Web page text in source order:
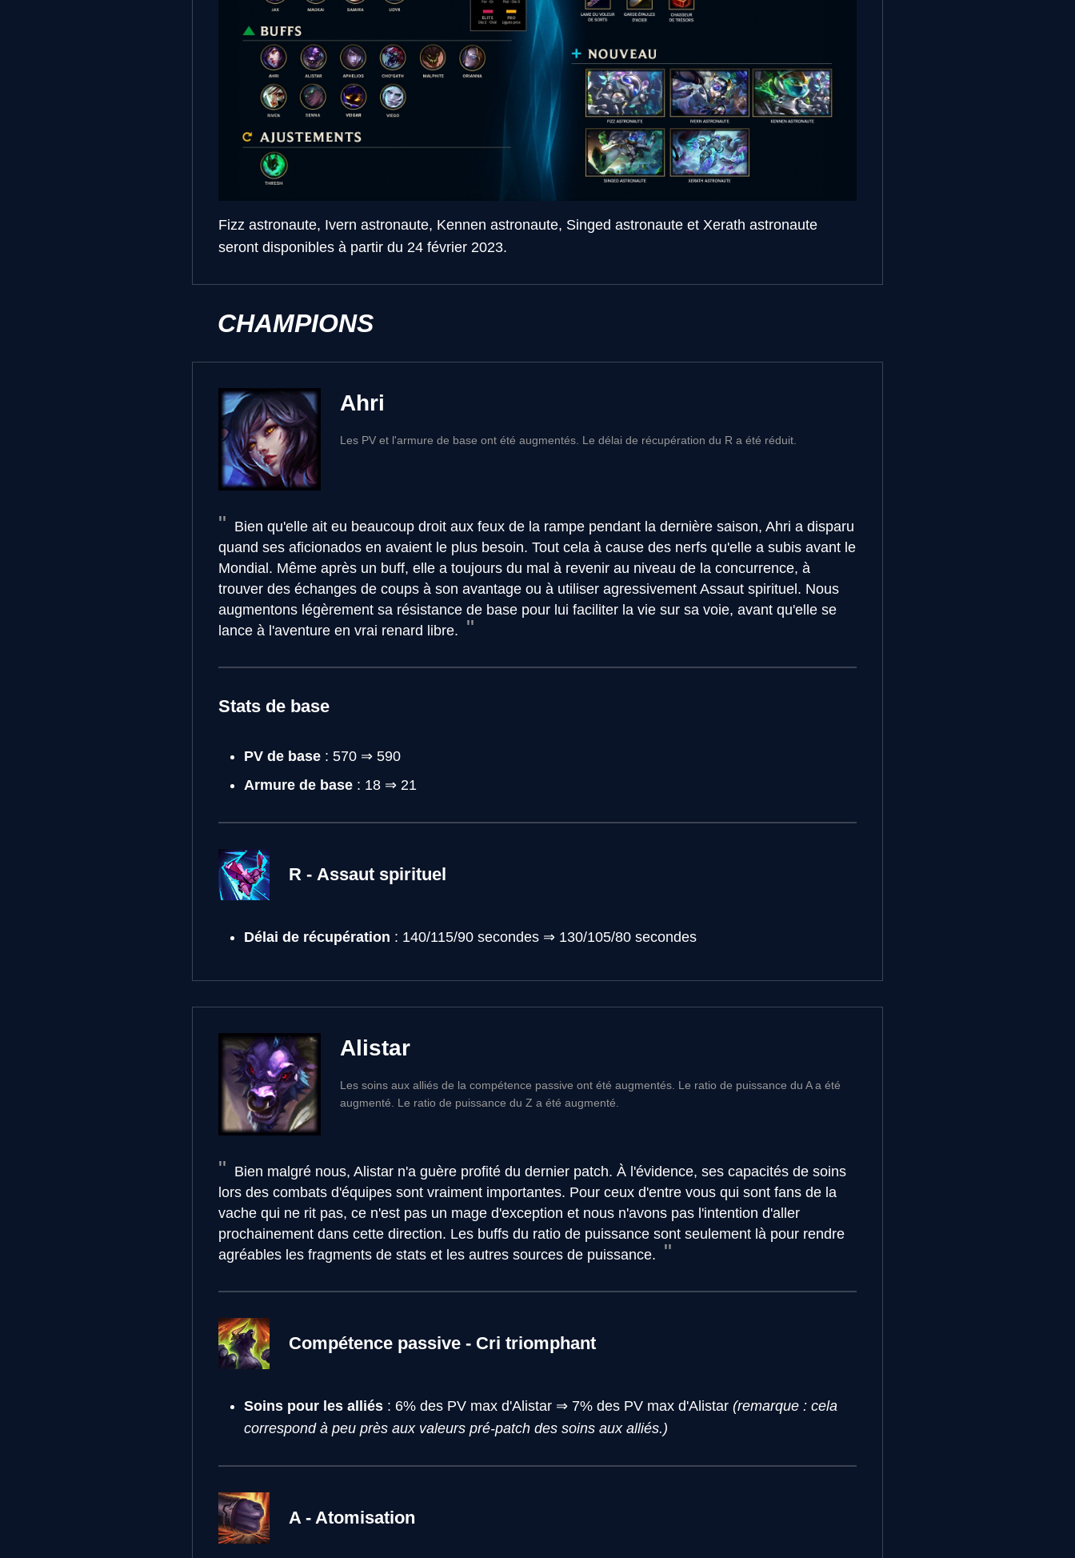
Fizz astronaute, Ivern astronaute, Kennen astronaute, Singed astronaute et Xerath astronaute
seront disponibles à partir du 24 février 2023.
CHAMPIONS
Ahri
Les PV et l'armure de base ont été augmentés. Le délai de récupération du R a été réduit.
Bien qu'elle ait eu beaucoup droit aux feux de la rampe pendant la dernière saison, Ahri a disparu
quand ses aficionados en avaient le plus besoin. Tout cela à cause des nerfs qu'elle a subis avant le
Mondial. Même après un buff, elle a toujours du mal à revenir au niveau de la concurrence, à
trouver des échanges de coups à son avantage ou à utiliser agressivement Assaut spirituel. Nous
augmentons légèrement sa résistance de base pour lui faciliter la vie sur sa voie, avant qu'elle se
lance à l'aventure en vrai renard libre.
Stats de base
PV de base : 570 ⇒ 590
Armure de base : 18 ⇒ 21
R - Assaut spirituel
Délai de récupération : 140/115/90 secondes ⇒ 130/105/80 secondes
Alistar
Les soins aux alliés de la compétence passive ont été augmentés. Le ratio de puissance du A a été
augmenté. Le ratio de puissance du Z a été augmenté.
Bien malgré nous, Alistar n'a guère profité du dernier patch. À l'évidence, ses capacités de soins
lors des combats d'équipes sont vraiment importantes. Pour ceux d'entre vous qui sont fans de la
vache qui ne rit pas, ce n'est pas un mage d'exception et nous n'avons pas l'intention d'aller
prochainement dans cette direction. Les buffs du ratio de puissance sont seulement là pour rendre
agréables les fragments de stats et les autres sources de puissance.
Compétence passive - Cri triomphant
Soins pour les alliés : 6% des PV max d'Alistar ⇒ 7% des PV max d'Alistar (remarque : cela
correspond à peu près aux valeurs pré-patch des soins aux alliés.)
A - Atomisation